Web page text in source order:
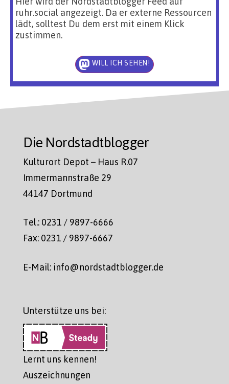
ruhr.social angezeigt. Da er externe Ressourcen
lädt, solltest Du dem erst mit einem Klick
zustimmen.
WILL ICH SEHEN!
Die Nordstadtblogger
Kulturort Depot – Haus R.07
Immermannstraße 29
44147 Dortmund
Tel.: 0231 / 9897-6666
Fax: 0231 / 9897-6667
E-Mail: info@nordstadtblogger.de
Unterstütze uns bei:
Lernt uns kennen!
Auszeichnungen